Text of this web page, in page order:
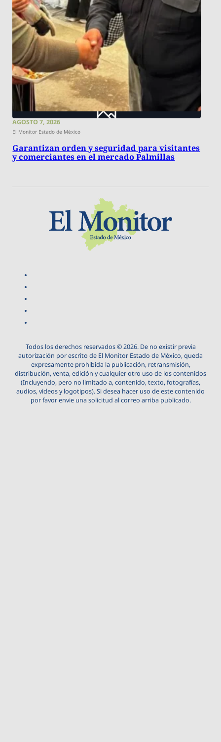
AGOSTO 7, 2026
El Monitor Estado de México
Garantizan orden y seguridad para visitantes
y comerciantes en el mercado Palmillas
Todos los derechos reservados © 2026. De no existir previa
autorización por escrito de El Monitor Estado de México, queda
expresamente prohibida la publicación, retransmisión,
distribución, venta, edición y cualquier otro uso de los contenidos
(Incluyendo, pero no limitado a, contenido, texto, fotografías,
audios, videos y logotipos). Si desea hacer uso de este contenido
por favor envie una solicitud al correo arriba publicado.